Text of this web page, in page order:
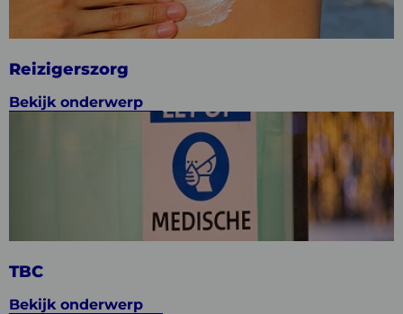
Reizigerszorg
Bekijk onderwerp
TBC
Bekijk onderwerp